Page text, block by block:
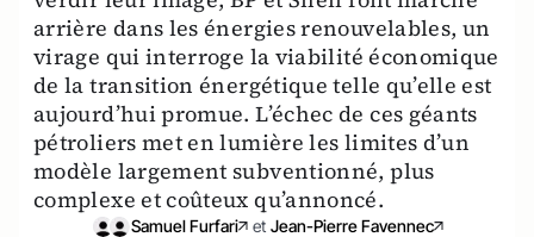
arrière dans les énergies renouvelables, un
virage qui interroge la viabilité économique
de la transition énergétique telle qu’elle est
aujourd’hui promue. L’échec de ces géants
pétroliers met en lumière les limites d’un
modèle largement subventionné, plus
complexe et coûteux qu’annoncé.
Samuel Furfari et Jean-Pierre Favennec